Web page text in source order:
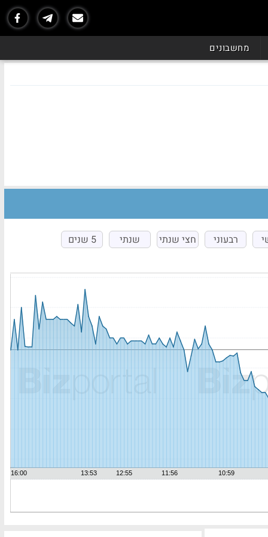
מחשבונים
רבעוני חצי שנתי שנתי 5 שנים